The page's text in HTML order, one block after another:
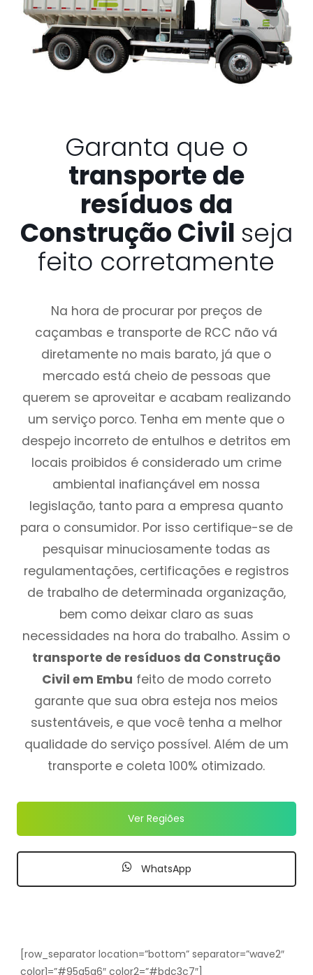
Garanta que o
transporte de
resíduos da
Construção Civil seja
feito corretamente
Na hora de procurar por preços de
caçambas e transporte de RCC não vá
diretamente no mais barato, já que o
mercado está cheio de pessoas que
querem se aproveitar e acabam realizando
um serviço porco. Tenha em mente que o
despejo incorreto de entulhos e detritos em
locais proibidos é considerado um crime
ambiental inafiançável em nossa
legislação, tanto para a empresa quanto
para o consumidor. Por isso certifique-se de
pesquisar minuciosamente todas as
regulamentações, certificações e registros
de trabalho de determinada organização,
bem como deixar claro as suas
necessidades na hora do trabalho. Assim o
transporte de resíduos da Construção
Civil em Embu feito de modo correto
garante que sua obra esteja nos meios
sustentáveis, e que você tenha a melhor
qualidade do serviço possível. Além de um
transporte e coleta 100% otimizado.
Ver Regiões
WhatsApp
[row_separator location=”bottom” separator=”wave2″
color1=”#95a5a6″ color2=”#bdc3c7″]